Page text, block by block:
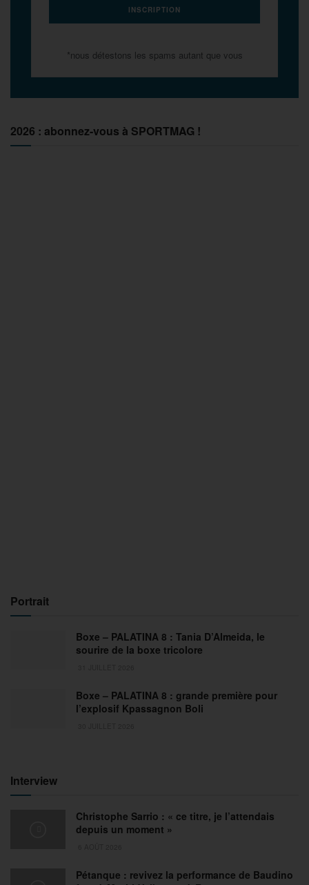
*nous détestons les spams autant que vous
2026 : abonnez-vous à SPORTMAG !
Portrait
Boxe – PALATINA 8 : Tania D’Almeida, le
sourire de la boxe tricolore
Boxe – PALATINA 8 : grande première pour
l’explosif Kpassagnon Boli
Interview
Christophe Sarrio : « ce titre, je l’attendais
depuis un moment »
Pétanque : revivez la performance de Baudino